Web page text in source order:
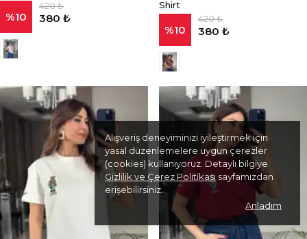
Alışveriş deneyiminizi iyileştirmek için
yasal düzenlemelere uygun çerezler
(cookies) kullanıyoruz. Detaylı bilgiye
Gizlilik ve Çerez Politikası sayfamızdan
erişebilirsiniz.
Anladım
%10
420 ₺
380 ₺
Shirt
%10
420 ₺
380 ₺